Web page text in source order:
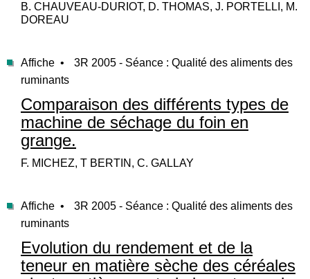
B. CHAUVEAU-DURIOT, D. THOMAS, J. PORTELLI, M.
DOREAU
Affiche •
3R 2005 - Séance : Qualité des aliments des
ruminants
Comparaison des différents types de
machine de séchage du foin en
grange.
F. MICHEZ, T BERTIN, C. GALLAY
Affiche •
3R 2005 - Séance : Qualité des aliments des
ruminants
Evolution du rendement et de la
teneur en matière sèche des céréales